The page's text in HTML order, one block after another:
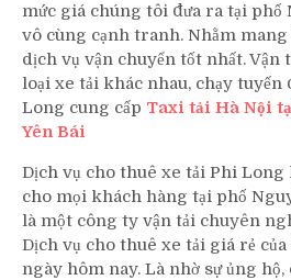
mức giá chúng tôi đưa ra tại phố
vô cùng cạnh tranh. Nhằm
dịch vụ vận chuyển tốt nhất.
loại xe tải khác nhau, chạy tuyến
Long cung cấp Taxi tải Hà Nội
Yên Bái
Dịch vụ cho thuê xe tải Phi Long
cho mọi khách hàng tại phố
là một công ty vận tải chuyên
Dịch vụ cho thuê xe tải giá rẻ
ngày hôm nay. Là nhờ sự ủng hộ,